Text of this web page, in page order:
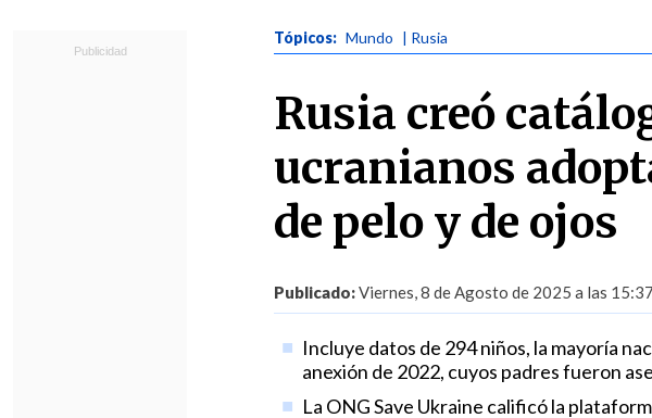
Tópicos: Mundo | Rusia
Rusia creó
ucranianos
de pelo y de ojos
Publicado:Viernes, 8 de Agosto de 2025 a las
Incluye datos de 294 niños, la mayoría
anexión de 2022, cuyos padres fueron
La ONG Save Ukraine calificó la